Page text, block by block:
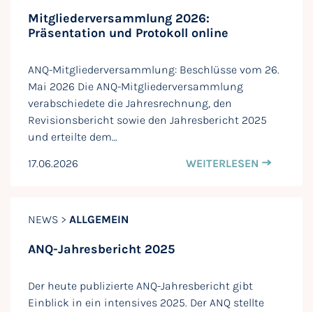
Mitgliederversammlung 2026:
Präsentation und Protokoll online
ANQ-Mitgliederversammlung: Beschlüsse vom 26.
Mai 2026 Die ANQ-Mitgliederversammlung
verabschiedete die Jahresrechnung, den
Revisionsbericht sowie den Jahresbericht 2025
und erteilte dem…
17.06.2026
WEITERLESEN
NEWS > ALLGEMEIN
ANQ-Jahresbericht 2025
Der heute publizierte ANQ-Jahresbericht gibt
Einblick in ein intensives 2025. Der ANQ stellte